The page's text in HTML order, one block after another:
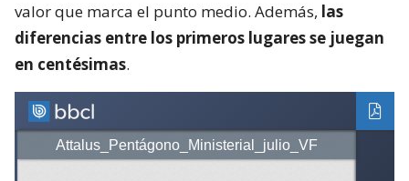
valor que marca el punto medio. Además, las
diferencias entre los primeros lugares se juegan
en centésimas.